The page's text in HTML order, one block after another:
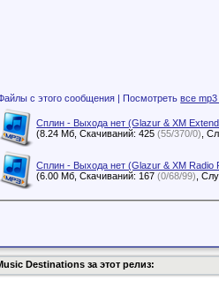
Файлы с этого сообщения | Посмотретьвсе mp3
Сплин - Выхода нет (Glazur & XM
(8.24 Мб, Скачиваний: 425(55/370/0)
Сплин - Выхода нет (Glazur & XM Radio
(6.00 Мб, Скачиваний: 167(0/68/99)
Destinations за этот релиз: